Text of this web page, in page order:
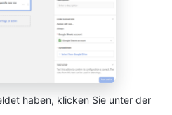
haben, klicken Sie unter der